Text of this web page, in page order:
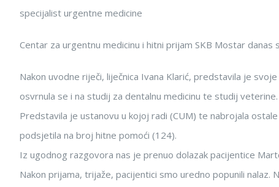
specijalist urgentne medicine
Centar za urgentnu medicinu i hitni prijam SKB Mostar danas
Nakon uvodne riječi, liječnica Ivana Klarić, predstavila je
osvrnula se i na studij za dentalnu medicinu te studij veterine.
Predstavila je ustanovu u kojoj radi (CUM) te nabrojala
podsjetila na broj hitne pomoći (124).
Iz ugodnog razgovora nas je prenuo dolazak pacijentice
Nakon prijama, trijaže, pacijentici smo uredno popunili nalaz.